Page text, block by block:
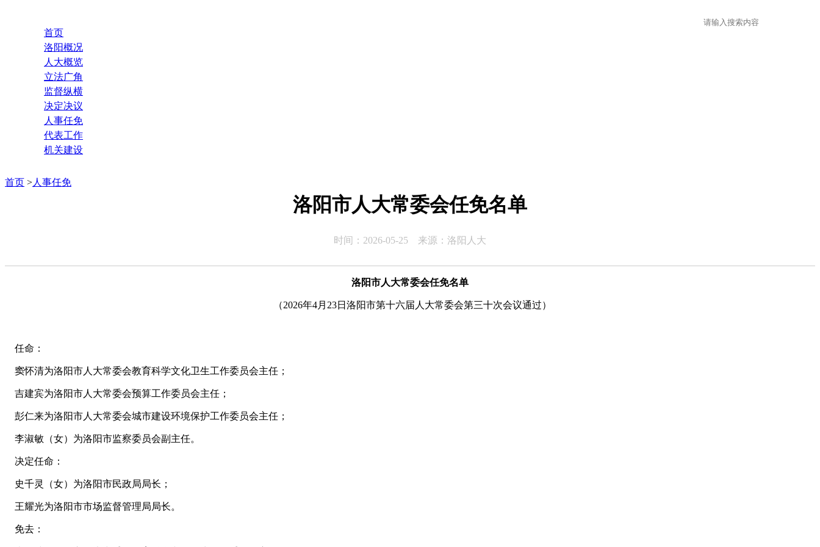
首页
洛阳概况
人大概览
立法广角
监督纵横
决定决议
人事任免
代表工作
机关建设
首页 >人事任免
洛阳市人大常委会任免名单
时间：2026-05-25 来源：洛阳人大
洛阳市人大常委会任免名单
（2026年4月23日洛阳市第十六届人大常委会第三十次会议通过）
任命：
窦怀清为洛阳市人大常委会教育科学文化卫生工作委员会主任；
吉建宾为洛阳市人大常委会预算工作委员会主任；
彭仁来为洛阳市人大常委会城市建设环境保护工作委员会主任；
李淑敏（女）为洛阳市监察委员会副主任。
决定任命：
史千灵（女）为洛阳市民政局局长；
王耀光为洛阳市市场监督管理局局长。
免去：